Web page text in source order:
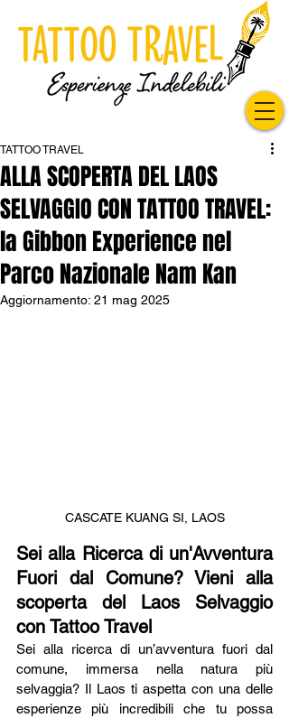
ALLA SCOPERTA DEL LAOS
SELVAGGIO CON TATTOO TRAVEL:
la Gibbon Experience nel
Parco Nazionale Nam Kan
TATTOO TRAVEL
Aggiornamento: 21 mag 2025
CASCATE KUANG SI, LAOS
Sei alla Ricerca di un'Avventura
Fuori dal Comune? Vieni alla
scoperta del Laos Selvaggio
con Tattoo Travel
Sei alla ricerca di un’avventura fuori dal
comune, immersa nella natura più
selvaggia? Il Laos ti aspetta con una delle
esperienze più incredibili che tu possa